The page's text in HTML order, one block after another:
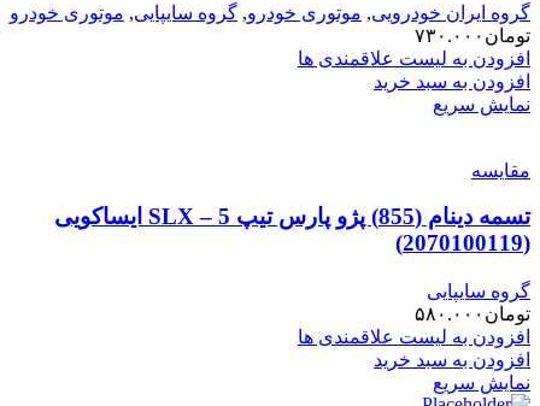
گروه ایران خودرویی, موتوری خودرو, گروه سایپایی, موتوری خودرو
تومان ۷۳۰.۰۰۰
افزودن به لیست علاقمندی ها
افزودن به سبد خرید
نمایش سریع
مقایسه
تسمه دینام (855) پژو پارس تیپ 5 – SLX ایساکویی
(2070100119)
گروه سایپایی
تومان ۵۸۰.۰۰۰
افزودن به لیست علاقمندی ها
افزودن به سبد خرید
نمایش سریع